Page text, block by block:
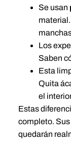
Se usan
Los
Saben
Esta
Quita
el
Estas
completo.
quedarán